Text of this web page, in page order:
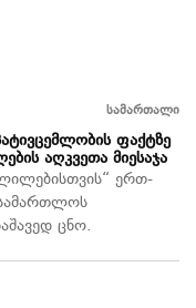
სამართალი
ფაქტზე
აღკვეთა მიესაჯა
ერთ-
ცნო.